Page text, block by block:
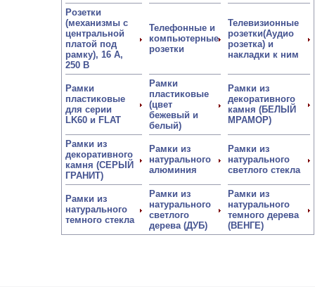
Розетки
(механизмы с
центральной
платой под
рамку), 16 А,
250 В
Телефонные и
компьютерные
розетки
Телевизионные
розетки(Аудио
розетка) и
накладки к ним
Рамки
пластиковые
для серии
LK60 и FLAT
Рамки
пластиковые
(цвет
бежевый и
белый)
Рамки из
декоративного
камня (БЕЛЫЙ
МРАМОР)
Рамки из
декоративного
камня (СЕРЫЙ
ГРАНИТ)
Рамки из
натурального
алюминия
Рамки из
натурального
светлого стекла
Рамки из
натурального
темного стекла
Рамки из
натурального
светлого
дерева (ДУБ)
Рамки из
натурального
темного дерева
(ВЕНГЕ)